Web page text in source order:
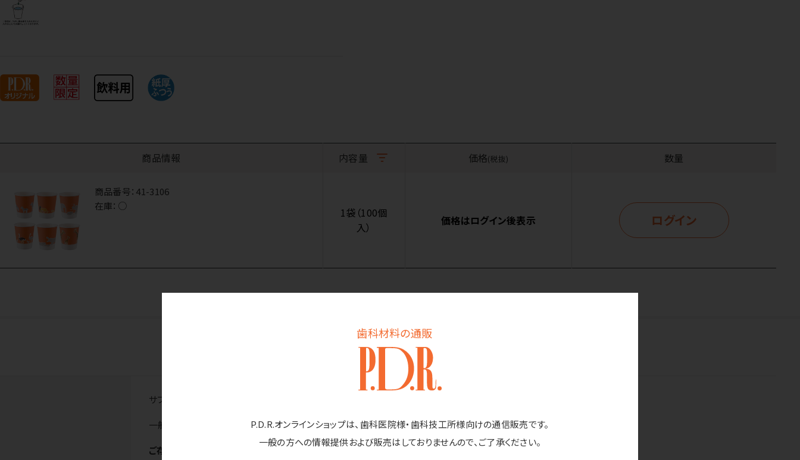
歯科材料の通販
P.D.R.オンラインショップは、歯科医院様・歯科技工所様向けの通信販売です。
一般の方への情報提供および販売はしておりませんので、ご了承ください。
商品情報 内容量 価格(税抜) 数量
商品番号： 41-3106
在庫： ○
1袋（100個
入）
価格はログイン後表示 ログイン
商品詳細
サファリ気分を味わえる紙コップです。
一般的な紙の厚さの商品です。
ご存知ですか